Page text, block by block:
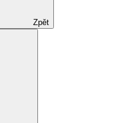
Zpět